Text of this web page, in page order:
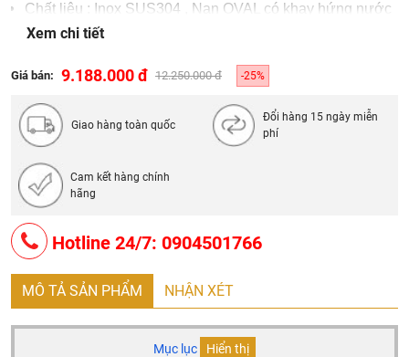
Chất liệu : Inox SUS304 , Nan OVAL có khay hứng nước
Bảo hành sản phẩm 24 tháng, inox bảo hành 30 năm
Xem chi tiết
Giá bán: 9.188.000 đ 12.250.000 đ -25%
Giao hàng toàn quốc
Đổi hàng 15 ngày miễn
phí
Cam kết hàng chính
hãng
Hotline 24/7: 0904501766
MÔ TẢ SẢN PHẨM NHẬN XÉT
Mục lục Hiển thị